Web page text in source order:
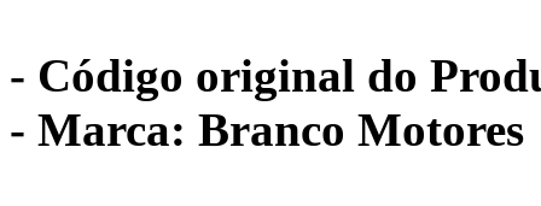
- Código original do
- Marca: Branco Motores